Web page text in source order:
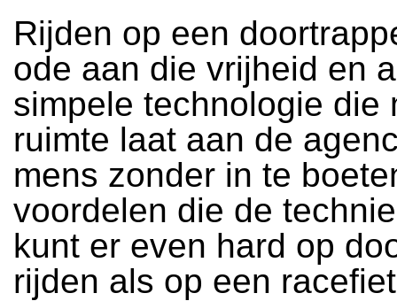
Rijden op een
ode aan die vrijheid en
simpele technologie die
ruimte laat aan de
mens zonder in te
voordelen die de
kunt er even hard op
rijden als op een